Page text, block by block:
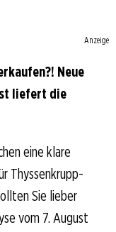
Anzeige
Neue
liefert die
eine klare
Thyssenkrupp-
Sie lieber
vom 7. August